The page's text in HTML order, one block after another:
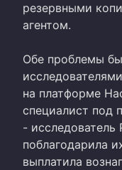
резервными
агентом.
Обе проблемы
на платформе
специалист под
- исследователь
поблагодарила
выплатила